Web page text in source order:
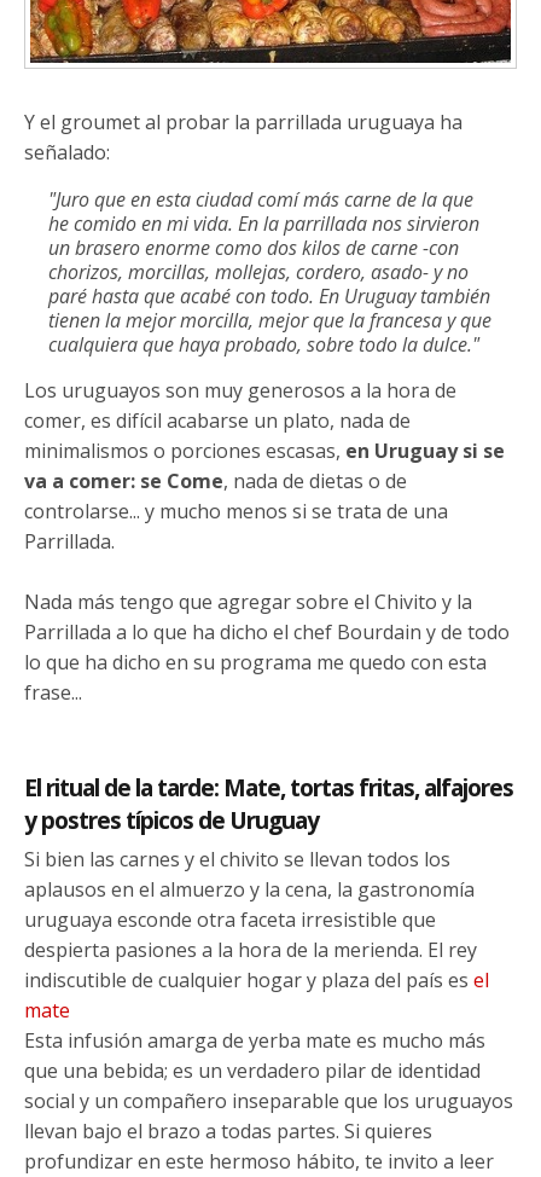
Y el groumet al probar la parrillada uruguaya ha
señalado:
"Juro que en esta ciudad comí más carne de la que
he comido en mi vida. En la parrillada nos sirvieron
un brasero enorme como dos kilos de carne -con
chorizos, morcillas, mollejas, cordero, asado- y no
paré hasta que acabé con todo. En Uruguay también
tienen la mejor morcilla, mejor que la francesa y que
cualquiera que haya probado, sobre todo la dulce."
Los uruguayos son muy generosos a la hora de
comer, es difícil acabarse un plato, nada de
minimalismos o porciones escasas, en Uruguay si se
va a comer: se Come, nada de dietas o de
controlarse... y mucho menos si se trata de una
Parrillada.
Nada más tengo que agregar sobre el Chivito y la
Parrillada a lo que ha dicho el chef Bourdain y de todo
lo que ha dicho en su programa me quedo con esta
frase...
El ritual de la tarde: Mate, tortas fritas, alfajores
y postres típicos de Uruguay
Si bien las carnes y el chivito se llevan todos los
aplausos en el almuerzo y la cena, la gastronomía
uruguaya esconde otra faceta irresistible que
despierta pasiones a la hora de la merienda. El rey
indiscutible de cualquier hogar y plaza del país es el
mate
Esta infusión amarga de yerba mate es mucho más
que una bebida; es un verdadero pilar de identidad
social y un compañero inseparable que los uruguayos
llevan bajo el brazo a todas partes. Si quieres
profundizar en este hermoso hábito, te invito a leer